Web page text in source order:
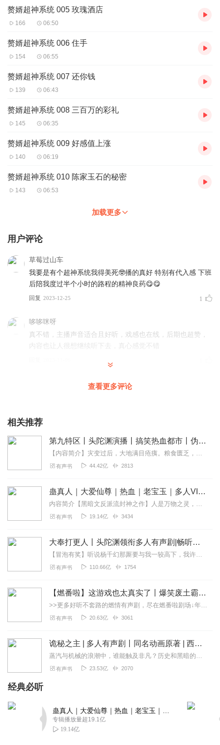
赘婿超神系统 005 玫瑰酒店
166 06:50
赘婿超神系统 006 住手
154 06:55
赘婿超神系统 007 还你钱
139 06:43
赘婿超神系统 008 三百万的彩礼
145 06:35
赘婿超神系统 009 好感值上涨
140 06:19
赘婿超神系统 010 陈家玉石的秘密
143 06:53
加载更多
用户评论
草莓过山车
我要是有个超神系统我得美死🤓播的真好 特别有代入感 下班
后陪我度过半个小时的路程的精神良药😋😋
回复 2023-12-25 1
哆哆咪呀
真不错，主播声音适合且好听，戏感也在线，后期也超赞，
内容也让人很想继续听下去，真心感觉不错
够啊
查看更多评论
相关推荐
第九特区丨头陀渊演播丨搞笑热血都市丨伪戒丨VIP免费多人有声剧
【内容简介】灾变过后，大地满目疮痍。粮食匮乏，资源紧俏，局势混乱……一位从待规划区杀出来的青年，背对着漫天黄沙，孤身来到九区谋生，却不曾想偶然结识三五好友，一念...
有声书 44.42亿 2813
蛊真人｜大爱仙尊｜热血｜老宝玉｜多人VIP免费有声剧
内容简介【黑暗文反派流封神之作】人是万物之灵，蛊是天地真精。一个穿越者不断重生的故事。一个养蛊、炼蛊、用蛊的奇特世界。配音组（男角色）老宝玉旁白...
有声书 19.14亿 3434
大奉打更人丨头陀渊领衔多人有声剧|畅听全集|王鹤棣、田曦薇主演影视剧原著|卖报小郎君
【冒泡有奖】听说杨千幻那厮要与我一较高下，我许七安要开始装叉了！快进入声音播放页戳下方输入框，冒个泡偷偷告诉我，我要用哪些诗词才能胜过他？说得好的，有赏！202...
有声书 110.66亿 1754
【燃番啦】这游戏也太真实了丨爆笑废土霸榜神作丨紫襟剧社制作
>>更多好听不套路的燃情有声剧，尽在燃番啦剧场↓年度重磅推荐本专辑为VIP免费专辑每天上午10点5集更新，订阅可以听到最新内容哦！每周抽一个专辑五星优质评论送...
有声书 20.63亿 3061
诡秘之主 | 多人有声剧丨同名动画原著 | 西幻克苏鲁 | 乌贼作品
蒸汽与机械的浪潮中，谁能触及非凡？历史和黑暗的迷雾里，又是谁在耳语？我从诡秘中醒来，睁眼看见这个世界：枪械，大炮，巨舰，飞空艇，差分机；魔药，占卜，诅咒，倒吊人...
有声书 23.53亿 2070
经典必听
专辑播放量超19.1亿
19.14亿